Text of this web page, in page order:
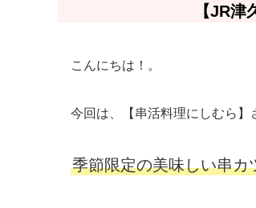
【JR
こんにちは！。
今回は、【串活料理にしむら】
季節限定の美味しい串カ